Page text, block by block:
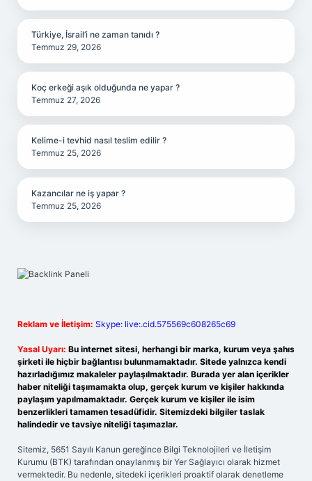
Türkiye, İsrail’i ne zaman tanıdı ?
Temmuz 29, 2026
Koç erkeği aşık olduğunda ne yapar ?
Temmuz 27, 2026
Kelime-i tevhid nasıl teslim edilir ?
Temmuz 25, 2026
Kazancılar ne iş yapar ?
Temmuz 25, 2026
Reklam ve İletişim: Skype: live:.cid.575569c608265c69
Yasal Uyarı: Bu internet sitesi, herhangi bir marka, kurum veya şahıs
şirketi ile hiçbir bağlantısı bulunmamaktadır. Sitede yalnızca kendi
hazırladığımız makaleler paylaşılmaktadır. Burada yer alan içerikler
haber niteliği taşımamakta olup, gerçek kurum ve kişiler hakkında
paylaşım yapılmamaktadır. Gerçek kurum ve kişiler ile isim
benzerlikleri tamamen tesadüfidir. Sitemizdeki bilgiler taslak
halindedir ve tavsiye niteliği taşımazlar.
Sitemiz, 5651 Sayılı Kanun gereğince Bilgi Teknolojileri ve İletişim
Kurumu (BTK) tarafından onaylanmış bir Yer Sağlayıcı olarak hizmet
vermektedir. Bu nedenle, sitedeki içerikleri proaktif olarak denetleme